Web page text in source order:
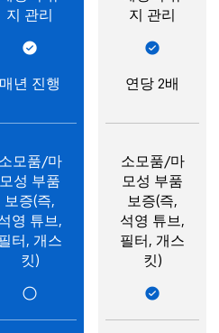
지 관리
매년 진행
소모품/마
모성 부품
보증(즉,
영 튜브,
터, 개스
킷)
지 관리
연당 2배
소모품/마
모성 부품
보증(즉,
석영 튜브,
필터, 개스
킷)